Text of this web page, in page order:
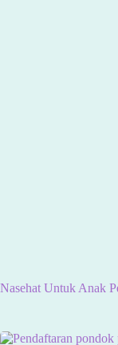
Nasehat Untuk Anak